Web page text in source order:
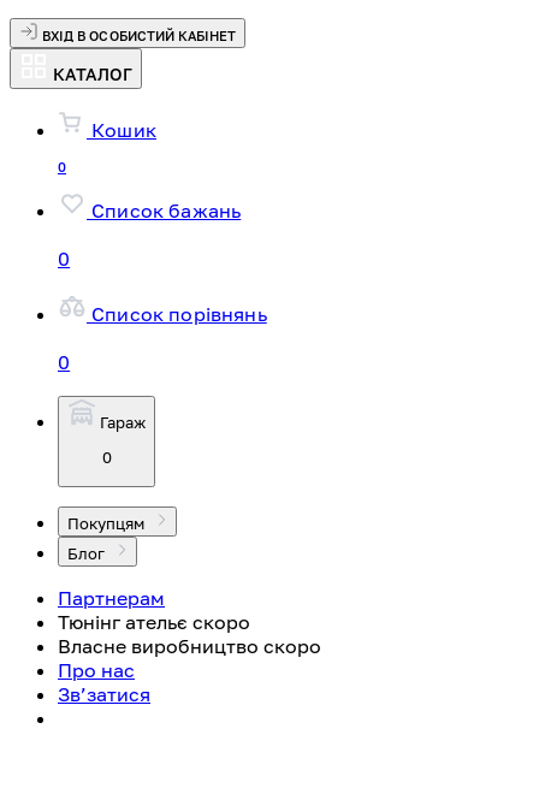
ВХІД В ОСОБИСТИЙ КАБІНЕТ
КАТАЛОГ
Кошик
0
Список бажань
0
Список порівнянь
0
Гараж
0
Покупцям
Блог
Партнерам
Тюнінг ательє скоро
Власне виробництво скоро
Про нас
Зв’затися